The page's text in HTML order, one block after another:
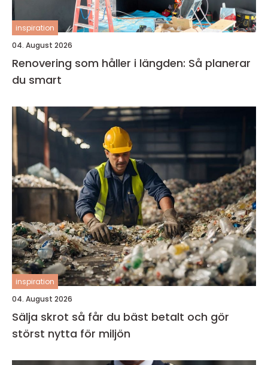
inspiration
04. August 2026
Renovering som håller i längden: Så planerar
du smart
inspiration
04. August 2026
Sälja skrot så får du bäst betalt och gör
störst nytta för miljön